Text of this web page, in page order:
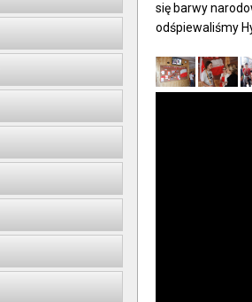
się barwy
odśpiewaliśmy